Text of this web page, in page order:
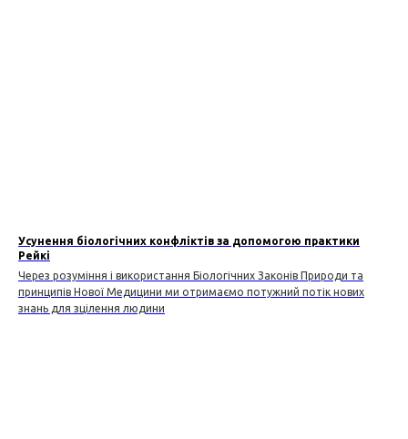
Усунення біологічних конфліктів за допомогою практики
Рейкі
Через розуміння і використання Біологічних Законів Природи та
принципів Нової Медицини ми отримаємо потужний потік нових
знань для зцілення людини